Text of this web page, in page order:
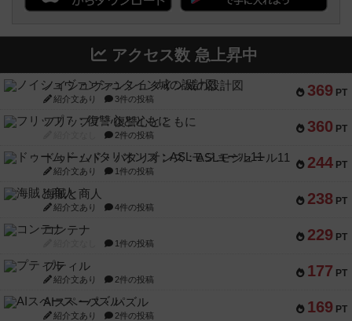
アクセス数 急上昇中
369 PT
ノイシュヴァンシュタイン城の設計図
紹介文あり 3件の投稿
360 PT
フリップ７：復讐心とともに
2件の投稿
244 PT
ドゥームド・バタリオンズ：ASLモジュール11
紹介文あり 1件の投稿
238 PT
海賊と商人
紹介文あり 4件の投稿
229 PT
コンテナ
1件の投稿
177 PT
プティル
紹介文あり 2件の投稿
169 PT
AIスペース・パズル
紹介文あり 2件の投稿